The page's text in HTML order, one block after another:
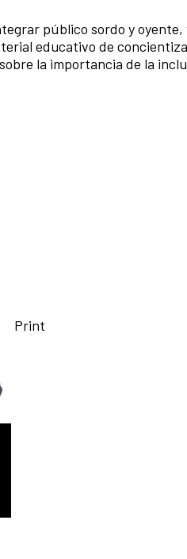
público sordo y oyente,
educativo de
la importancia de la
Print